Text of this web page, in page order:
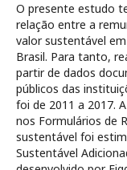
O presente estudo
relação entre a
valor sustentável
Brasil. Para tanto,
partir de dados
públicos das
foi de 2011 a 2017.
nos Formulários de
sustentável foi
Sustentável